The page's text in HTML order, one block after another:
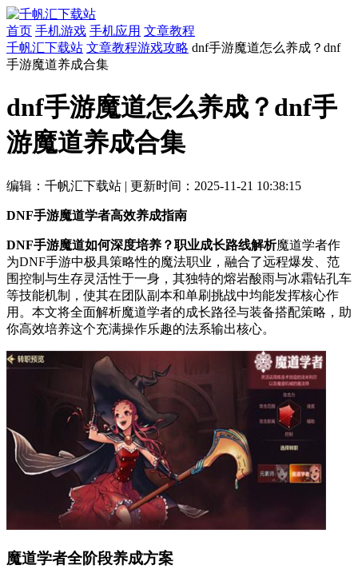
首页 手机游戏 手机应用 文章教程
千帆汇下载站 文章教程游戏攻略 dnf手游魔道怎么养成？dnf
手游魔道养成合集
dnf手游魔道怎么养成？dnf手
游魔道养成合集
编辑：千帆汇下载站 | 更新时间：2025-11-21 10:38:15
DNF手游魔道学者高效养成指南
DNF手游魔道如何深度培养？职业成长路线解析魔道学者作
为DNF手游中极具策略性的魔法职业，融合了远程爆发、范
围控制与生存灵活性于一身，其独特的熔岩酸雨与冰霜钻孔车
等技能机制，使其在团队副本和单刷挑战中均能发挥核心作
用。本文将全面解析魔道学者的成长路径与装备搭配策略，助
你高效培养这个充满操作乐趣的法系输出核心。
魔道学者全阶段养成方案